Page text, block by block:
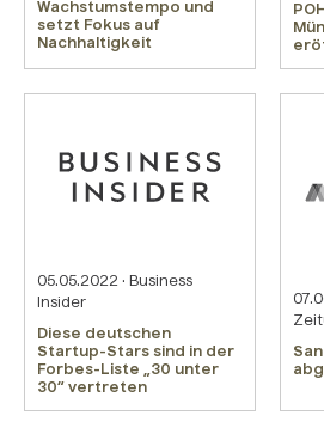
Wachstumstempo und
setzt Fokus auf
Nachhaltigkeit
05.05.2022 · Business
Insider
Diese deutschen
Startup-Stars sind in der
Forbes-Liste „30 unter
30“ vertreten